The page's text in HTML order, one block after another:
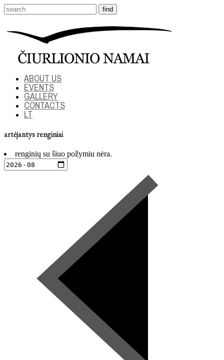
ABOUT US
EVENTS
GALLERY
CONTACTS
LT
artėjantys renginiai
renginių su šiuo požymiu nėra.